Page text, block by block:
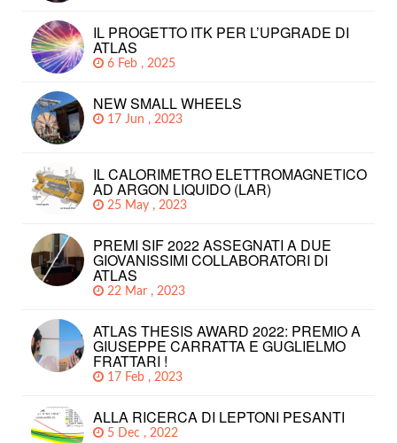
IL PROGETTO ITK PER L’UPGRADE DI
ATLAS
6 Feb , 2025
NEW SMALL WHEELS
17 Jun , 2023
IL CALORIMETRO ELETTROMAGNETICO
AD ARGON LIQUIDO (LAR)
25 May , 2023
PREMI SIF 2022 ASSEGNATI A DUE
GIOVANISSIMI COLLABORATORI DI
ATLAS
22 Mar , 2023
ATLAS THESIS AWARD 2022: PREMIO A
GIUSEPPE CARRATTA E GUGLIELMO
FRATTARI !
17 Feb , 2023
ALLA RICERCA DI LEPTONI PESANTI
5 Dec , 2022